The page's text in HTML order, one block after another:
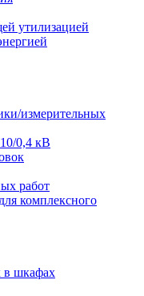
утилизацией
измерительных
0,4 кВ
работ
комплексного
в шкафах